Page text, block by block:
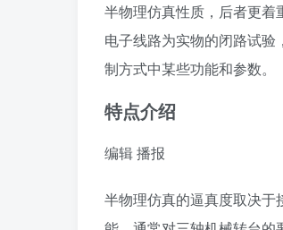
半物理仿真性质，后者更
电子线路为实物的闭路试
制方式中某些功能和参数。
特点介绍
编辑播报
半物理仿真的逼真度取决